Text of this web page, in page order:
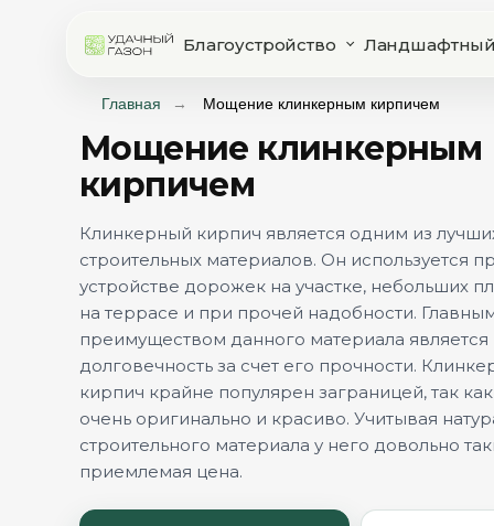
Благоустройство
Главная → Мощение клинкерным кирпичем
Мощение клинкерным
кирпичем
Клинкерный кирпич является одним из
строительных материалов. Он используется
устройстве дорожек на участке, небольших
на террасе и при прочей надобности.
преимуществом данного материала является
долговечность за счет его прочности.
кирпич крайне популярен заграницей, так
очень оригинально и красиво. Учитывая
строительного материала у него довольно
приемлемая цена.